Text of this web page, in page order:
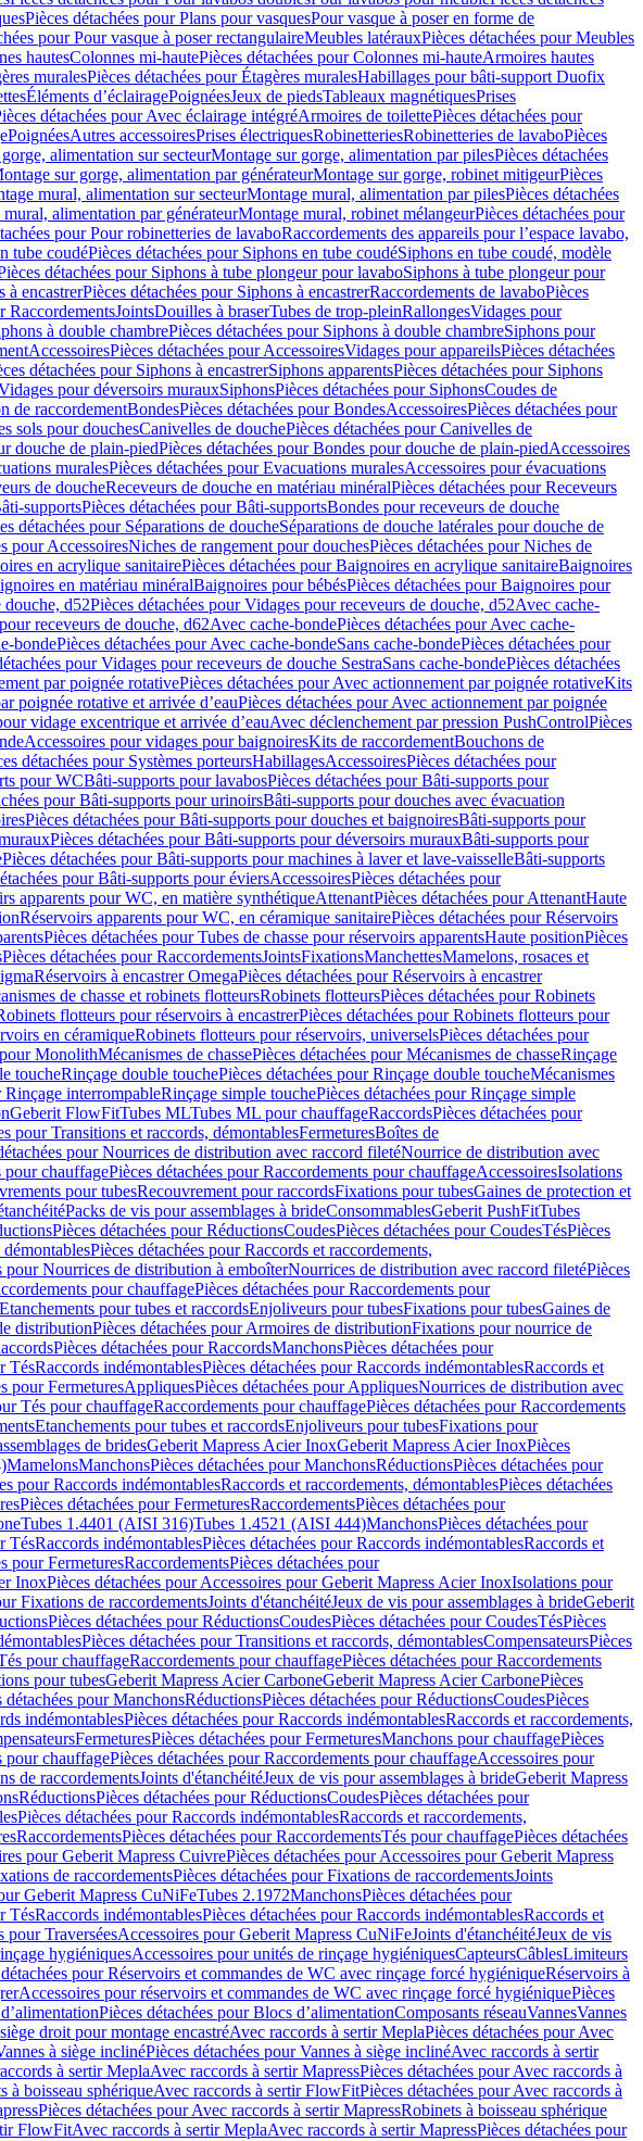
Pièces détachées pour Plans pour vasquesPour vasque à poser en forme de
pour Pour vasque à poser rectangulaireMeubles latérauxPièces détachées pour Meubles
hautesColonnes mi-hautePièces détachées pour Colonnes mi-hauteArmoires hautes
muralesPièces détachées pour Étagères muralesHabillages pour bâti-support Duofix
Éléments d’éclairagePoignéesJeux de piedsTableaux magnétiquesPrises
détachées pour Avec éclairage intégréArmoires de toilettePièces détachées pour
PoignéesAutres accessoiresPrises électriquesRobinetteriesRobinetteries de lavaboPièces
alimentation sur secteurMontage sur gorge, alimentation par pilesPièces détachées
sur gorge, alimentation par générateurMontage sur gorge, robinet mitigeurPièces
mural, alimentation sur secteurMontage mural, alimentation par pilesPièces détachées
alimentation par générateurMontage mural, robinet mélangeurPièces détachées pour
pour Pour robinetteries de lavaboRaccordements des appareils pour l’espace lavabo,
tube coudéPièces détachées pour Siphons en tube coudéSiphons en tube coudé, modèle
détachées pour Siphons à tube plongeur pour lavaboSiphons à tube plongeur pour
à encastrerPièces détachées pour Siphons à encastrerRaccordements de lavaboPièces
RaccordementsJointsDouilles à braserTubes de trop-pleinRallongesVidages pour
à double chambrePièces détachées pour Siphons à double chambreSiphons pour
AccessoiresPièces détachées pour AccessoiresVidages pour appareilsPièces détachées
détachées pour Siphons à encastrerSiphons apparentsPièces détachées pour Siphons
pour déversoirs murauxSiphonsPièces détachées pour SiphonsCoudes de
de raccordementBondesPièces détachées pour BondesAccessoiresPièces détachées pour
sols pour douchesCanivelles de douchePièces détachées pour Canivelles de
douche de plain-piedPièces détachées pour Bondes pour douche de plain-piedAccessoires
muralesPièces détachées pour Evacuations muralesAccessoires pour évacuations
de doucheReceveurs de douche en matériau minéralPièces détachées pour Receveurs
supportsPièces détachées pour Bâti-supportsBondes pour receveurs de douche
détachées pour Séparations de doucheSéparations de douche latérales pour douche de
pour AccessoiresNiches de rangement pour douchesPièces détachées pour Niches de
en acrylique sanitairePièces détachées pour Baignoires en acrylique sanitaireBaignoires
en matériau minéralBaignoires pour bébésPièces détachées pour Baignoires pour
douche, d52Pièces détachées pour Vidages pour receveurs de douche, d52Avec cache-
receveurs de douche, d62Avec cache-bondePièces détachées pour Avec cache-
bondePièces détachées pour Avec cache-bondeSans cache-bondePièces détachées pour
pour Vidages pour receveurs de douche SestraSans cache-bondePièces détachées
par poignée rotativePièces détachées pour Avec actionnement par poignée rotativeKits
poignée rotative et arrivée d’eauPièces détachées pour Avec actionnement par poignée
vidage excentrique et arrivée d’eauAvec déclenchement par pression PushControlPièces
Accessoires pour vidages pour baignoiresKits de raccordementBouchons de
détachées pour Systèmes porteursHabillagesAccessoiresPièces détachées pour
pour WCBâti-supports pour lavabosPièces détachées pour Bâti-supports pour
pour Bâti-supports pour urinoirsBâti-supports pour douches avec évacuation
Pièces détachées pour Bâti-supports pour douches et baignoiresBâti-supports pour
Pièces détachées pour Bâti-supports pour déversoirs murauxBâti-supports pour
Pièces détachées pour Bâti-supports pour machines à laver et lave-vaisselleBâti-supports
pour Bâti-supports pour éviersAccessoiresPièces détachées pour
apparents pour WC, en matière synthétiqueAttenantPièces détachées pour AttenantHaute
Réservoirs apparents pour WC, en céramique sanitairePièces détachées pour Réservoirs
Pièces détachées pour Tubes de chasse pour réservoirs apparentsHaute positionPièces
Pièces détachées pour RaccordementsJointsFixationsManchettesMamelons, rosaces et
Réservoirs à encastrer OmegaPièces détachées pour Réservoirs à encastrer
de chasse et robinets flotteursRobinets flotteursPièces détachées pour Robinets
flotteurs pour réservoirs à encastrerPièces détachées pour Robinets flotteurs pour
en céramiqueRobinets flotteurs pour réservoirs, universelsPièces détachées pour
MonolithMécanismes de chassePièces détachées pour Mécanismes de chasseRinçage
toucheRinçage double touchePièces détachées pour Rinçage double toucheMécanismes
Rinçage interrompableRinçage simple touchePièces détachées pour Rinçage simple
Geberit FlowFitTubes MLTubes ML pour chauffageRaccordsPièces détachées pour
pour Transitions et raccords, démontablesFermeturesBoîtes de
pour Nourrices de distribution avec raccord filetéNourrice de distribution avec
pour chauffagePièces détachées pour Raccordements pour chauffageAccessoiresIsolations
pour tubesRecouvrement pour raccordsFixations pour tubesGaines de protection et
Packs de vis pour assemblages à brideConsommablesGeberit PushFitTubes
Pièces détachées pour RéductionsCoudesPièces détachées pour CoudesTésPièces
Pièces détachées pour Raccords et raccordements,
pour Nourrices de distribution à emboîterNourrices de distribution avec raccord filetéPièces
pour chauffagePièces détachées pour Raccordements pour
Etanchements pour tubes et raccordsEnjoliveurs pour tubesFixations pour tubesGaines de
distributionPièces détachées pour Armoires de distributionFixations pour nourrice de
Pièces détachées pour RaccordsManchonsPièces détachées pour
TésRaccords indémontablesPièces détachées pour Raccords indémontablesRaccords et
pour FermeturesAppliquesPièces détachées pour AppliquesNourrices de distribution avec
Tés pour chauffageRaccordements pour chauffagePièces détachées pour Raccordements
Etanchements pour tubes et raccordsEnjoliveurs pour tubesFixations pour
de bridesGeberit Mapress Acier InoxGeberit Mapress Acier InoxPièces
MamelonsManchonsPièces détachées pour ManchonsRéductionsPièces détachées pour
pour Raccords indémontablesRaccords et raccordements, démontablesPièces détachées
Pièces détachées pour FermeturesRaccordementsPièces détachées pour
Tubes 1.4401 (AISI 316)Tubes 1.4521 (AISI 444)ManchonsPièces détachées pour
TésRaccords indémontablesPièces détachées pour Raccords indémontablesRaccords et
pour FermeturesRaccordementsPièces détachées pour
InoxPièces détachées pour Accessoires pour Geberit Mapress Acier InoxIsolations pour
Fixations de raccordementsJoints d'étanchéitéJeux de vis pour assemblages à brideGeberit
Pièces détachées pour RéductionsCoudesPièces détachées pour CoudesTésPièces
Pièces détachées pour Transitions et raccords, démontablesCompensateursPièces
pour chauffageRaccordements pour chauffagePièces détachées pour Raccordements
pour tubesGeberit Mapress Acier CarboneGeberit Mapress Acier CarbonePièces
détachées pour ManchonsRéductionsPièces détachées pour RéductionsCoudesPièces
indémontablesPièces détachées pour Raccords indémontablesRaccords et raccordements,
FermeturesPièces détachées pour FermeturesManchons pour chauffagePièces
pour chauffagePièces détachées pour Raccordements pour chauffageAccessoires pour
de raccordementsJoints d'étanchéitéJeux de vis pour assemblages à brideGeberit Mapress
RéductionsPièces détachées pour RéductionsCoudesPièces détachées pour
Pièces détachées pour Raccords indémontablesRaccords et raccordements,
RaccordementsPièces détachées pour RaccordementsTés pour chauffagePièces détachées
pour Geberit Mapress CuivrePièces détachées pour Accessoires pour Geberit Mapress
de raccordementsPièces détachées pour Fixations de raccordementsJoints
Geberit Mapress CuNiFeTubes 2.1972ManchonsPièces détachées pour
TésRaccords indémontablesPièces détachées pour Raccords indémontablesRaccords et
pour TraverséesAccessoires pour Geberit Mapress CuNiFeJoints d'étanchéitéJeux de vis
hygiéniquesAccessoires pour unités de rinçage hygiéniquesCapteursCâblesLimiteurs
pour Réservoirs et commandes de WC avec rinçage forcé hygiéniqueRéservoirs à
Accessoires pour réservoirs et commandes de WC avec rinçage forcé hygiéniquePièces
Pièces détachées pour Blocs d’alimentationComposants réseauVannesVannes
droit pour montage encastréAvec raccords à sertir MeplaPièces détachées pour Avec
à siège inclinéPièces détachées pour Vannes à siège inclinéAvec raccords à sertir
à sertir MeplaAvec raccords à sertir MapressPièces détachées pour Avec raccords à
à boisseau sphériqueAvec raccords à sertir FlowFitPièces détachées pour Avec raccords à
Pièces détachées pour Avec raccords à sertir MapressRobinets à boisseau sphérique
FlowFitAvec raccords à sertir MeplaAvec raccords à sertir MapressPièces détachées pour